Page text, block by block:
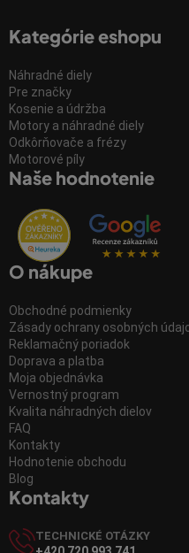
Kategórie eshopu
Náhradné diely
Pre značky
Kosenie a údržba
Motory a náhradné diely
Odkôrňovače a frézy
Motorové píly
Naše hodnotenie
O nákupe
Obchodné podmienky
Zásady ochrany osobných
Reklamačný poriadok
Doprava a platba
Moja objednávka
Vernostný program
Kvalita náhradných dielov
FAQ
Kontakty
Hodnotenie obchodu
Blog
Kontakty
TECHNICKÉ OTÁZKY